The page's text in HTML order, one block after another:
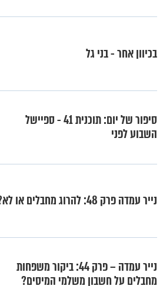
בכיוון אחר - בני גל
סיפור של יום: תוכנית 41 - ספיישל
השבוע לפני
נייר עמדה פרק 48: להרוג מחבלים או לא?
נייר עמדה – פרק 44: ביקור משפחות
מחבלים על חשבון משלמי המיסים?